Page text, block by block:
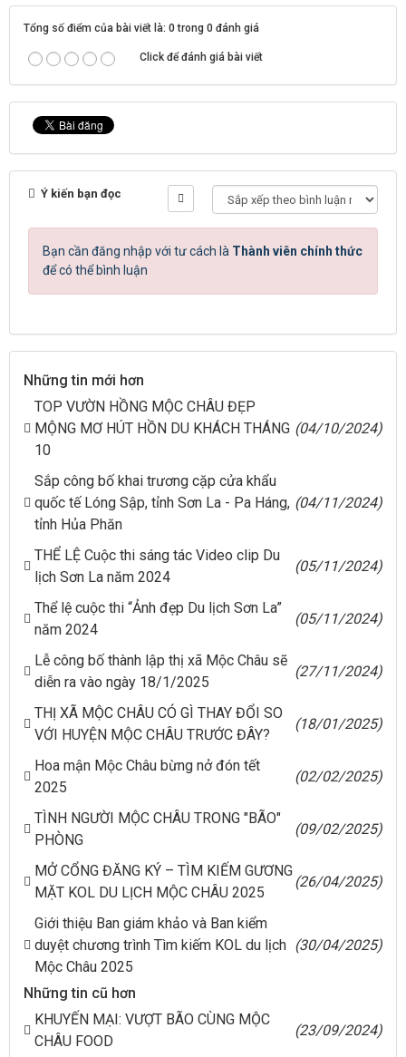
Tổng số điểm của bài viết là: 0 trong 0 đánh giá
Click để đánh giá bài viết
Ý kiến bạn đọc
Bạn cần đăng nhập với tư cách là Thành viên chính thức
để có thể bình luận
Những tin mới hơn
TOP VƯỜN HỒNG MỘC CHÂU ĐẸP
MỘNG MƠ HÚT HỒN DU KHÁCH THÁNG
10
(04/10/2024)
Sắp công bố khai trương cặp cửa khẩu
quốc tế Lóng Sập, tỉnh Sơn La - Pa Háng,
tỉnh Hủa Phăn
(04/11/2024)
THỂ LỆ Cuộc thi sáng tác Video clip Du
lịch Sơn La năm 2024
(05/11/2024)
Thể lệ cuộc thi “Ảnh đẹp Du lịch Sơn La”
năm 2024
(05/11/2024)
Lễ công bố thành lập thị xã Mộc Châu sẽ
diễn ra vào ngày 18/1/2025
(27/11/2024)
THỊ XÃ MỘC CHÂU CÓ GÌ THAY ĐỔI SO
VỚI HUYỆN MỘC CHÂU TRƯỚC ĐÂY?
(18/01/2025)
Hoa mận Mộc Châu bừng nở đón tết
2025
(02/02/2025)
TÌNH NGƯỜI MỘC CHÂU TRONG "BÃO"
PHÒNG
(09/02/2025)
MỞ CỔNG ĐĂNG KÝ – TÌM KIẾM GƯƠNG
MẶT KOL DU LỊCH MỘC CHÂU 2025
(26/04/2025)
Giới thiệu Ban giám khảo và Ban kiểm
duyệt chương trình Tìm kiếm KOL du lịch
Mộc Châu 2025
(30/04/2025)
Những tin cũ hơn
KHUYẾN MẠI: VƯỢT BÃO CÙNG MỘC
CHÂU FOOD
(23/09/2024)